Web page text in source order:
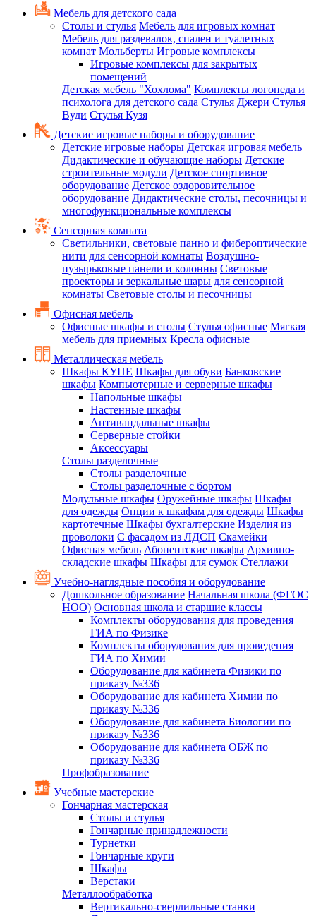
Мебель для детского сада
Столы и стулья Мебель для игровых комнат
Мебель для раздевалок, спален и туалетных
комнат Мольберты Игровые комплексы
Игровые комплексы для закрытых
помещений
Детская мебель "Хохлома" Комплекты логопеда и
психолога для детского сада Стулья Джери Стулья
Вуди Стулья Кузя
Детские игровые наборы и оборудование
Детские игровые наборы Детская игровая мебель
Дидактические и обучающие наборы Детские
строительные модули Детское спортивное
оборудование Детское оздоровительное
оборудование Дидактические столы, песочницы и
многофункциональные комплексы
Сенсорная комната
Светильники, световые панно и фибероптические
нити для сенсорной комнаты Воздушно-
пузырьковые панели и колонны Световые
проекторы и зеркальные шары для сенсорной
комнаты Световые столы и песочницы
Офисная мебель
Офисные шкафы и столы Стулья офисные Мягкая
мебель для приемных Кресла офисные
Металлическая мебель
Шкафы КУПЕ Шкафы для обуви Банковские
шкафы Компьютерные и серверные шкафы
Напольные шкафы
Настенные шкафы
Антивандальные шкафы
Серверные стойки
Аксессуары
Столы разделочные
Столы разделочные
Столы разделочные с бортом
Модульные шкафы Оружейные шкафы Шкафы
для одежды Опции к шкафам для одежды Шкафы
картотечные Шкафы бухгалтерские Изделия из
проволоки С фасадом из ЛДСП Скамейки
Офисная мебель Абонентские шкафы Архивно-
складские шкафы Шкафы для сумок Стеллажи
Учебно-наглядные пособия и оборудование
Дошкольное образование Начальная школа (ФГОС
НОО) Основная школа и старшие классы
Комплекты оборудования для проведения
ГИА по Физике
Комплекты оборудования для проведения
ГИА по Химии
Оборудование для кабинета Физики по
приказу №336
Оборудование для кабинета Химии по
приказу №336
Оборудование для кабинета Биологии по
приказу №336
Оборудование для кабинета ОБЖ по
приказу №336
Профобразование
Учебные мастерские
Гончарная мастерская
Столы и стулья
Гончарные принадлежности
Турнетки
Гончарные круги
Шкафы
Верстаки
Металлообработка
Вертикально-сверлильные станки